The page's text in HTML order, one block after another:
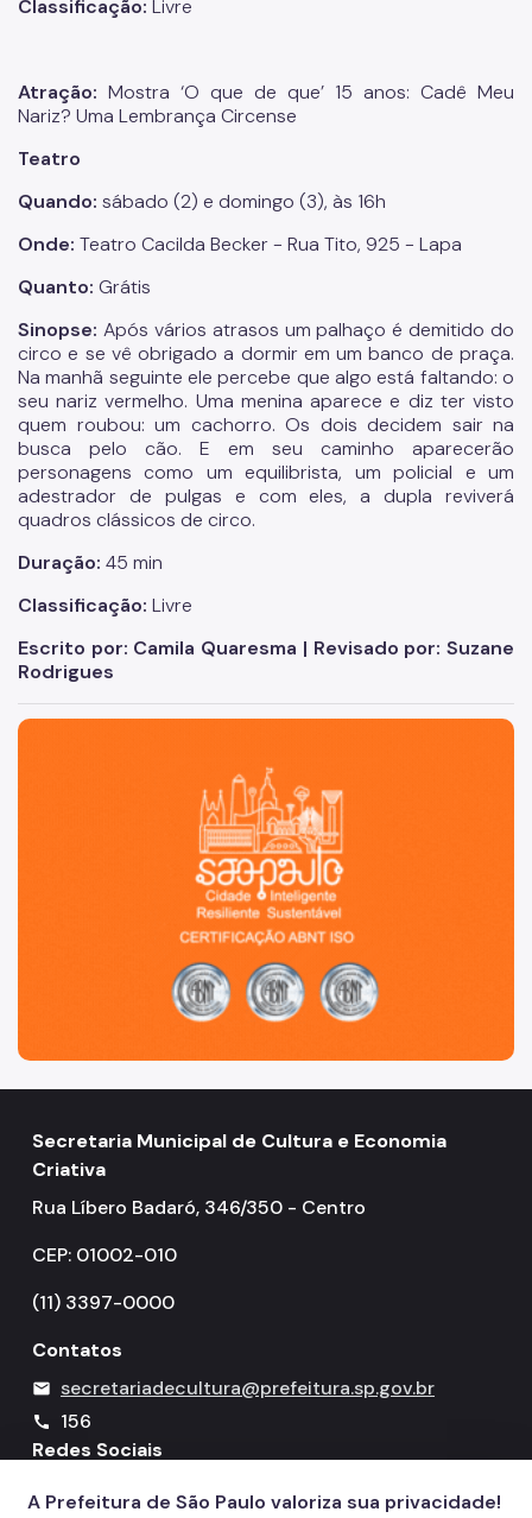
Classificação: Livre
Atração: Mostra ‘O que de que’ 15 anos: Cadê Meu
Nariz? Uma Lembrança Circense
Teatro
Quando: sábado (2) e domingo (3), às 16h
Onde: Teatro Cacilda Becker - Rua Tito, 925 - Lapa
Quanto: Grátis
Sinopse: Após vários atrasos um palhaço é demitido do
circo e se vê obrigado a dormir em um banco de praça.
Na manhã seguinte ele percebe que algo está faltando: o
seu nariz vermelho. Uma menina aparece e diz ter visto
quem roubou: um cachorro. Os dois decidem sair na
busca pelo cão. E em seu caminho aparecerão
personagens como um equilibrista, um policial e um
adestrador de pulgas e com eles, a dupla reviverá
quadros clássicos de circo.
Duração: 45 min
Classificação: Livre
Escrito por: Camila Quaresma | Revisado por: Suzane
Rodrigues
São Paulo, cidade inteligente, resiliente e sustentável
Secretaria Municipal de Cultura e Economia
Criativa
Rua Líbero Badaró, 346/350 - Centro
CEP: 01002-010
(11) 3397-0000
Contatos
mail secretariadecultura@prefeitura.sp.gov.br
call
156
Redes Sociais
Icone do YouTube
Icone do X
Icone do Instagram
Icone do Facebook
Icone do Flickr
A Prefeitura de São Paulo valoriza sua privacidade!